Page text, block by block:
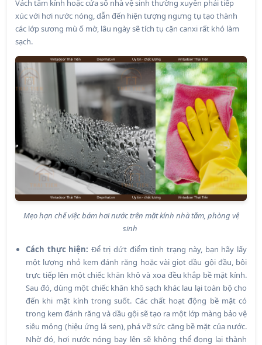
Vách tắm kính hoặc cửa sổ nhà vệ sinh thường xuyên phải tiếp
xúc với hơi nước nóng, dẫn đến hiện tượng ngưng tụ tạo thành
các lớp sương mù ố mờ, lâu ngày sẽ tích tụ cặn canxi rất khó làm
sạch.
Mẹo hạn chế việc bám hơi nước trên mặt kính nhà tắm, phòng vệ
sinh
Cách thực hiện: Để trị dứt điểm tình trạng này, bạn hãy lấy
một lượng nhỏ kem đánh răng hoặc vài giọt dầu gội đầu, bôi
trực tiếp lên một chiếc khăn khô và xoa đều khắp bề mặt kính.
Sau đó, dùng một chiếc khăn khô sạch khác lau lại toàn bộ cho
đến khi mặt kính trong suốt. Các chất hoạt động bề mặt có
trong kem đánh răng và dầu gội sẽ tạo ra một lớp màng bảo vệ
siêu mỏng (hiệu ứng lá sen), phá vỡ sức căng bề mặt của nước.
Nhờ đó, hơi nước nóng bay lên sẽ không thể đọng lại thành